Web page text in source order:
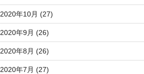
2020年10月 (27)
2020年9月 (26)
2020年8月 (26)
2020年7月 (27)